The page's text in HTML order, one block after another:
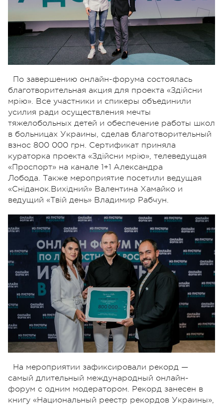
По завершению онлайн-форума состоялась
благотворительная акция для проекта «Здійсни
мрію». Все участники и спикеры объединили
усилия ради осуществления мечты
тяжелобольных детей и обеспечение работы школ
в больницах Украины, сделав благотворительный
взнос 800 000 грн. Сертификат приняла
кураторка проекта «Здійсни мрію», телеведущая
«Проспорт» на канале 1+1 Александра
Лобода. Также мероприятие посетили ведущая
«Сніданок.Вихідний» Валентина Хамайко и
ведущий «Твій день» Владимир Рабчун.
На мероприятии зафиксировали рекорд —
самый длительный международный онлайн-
форум с одним модератором. Рекорд занесен в
книгу «Национальный реестр рекордов Украины»,